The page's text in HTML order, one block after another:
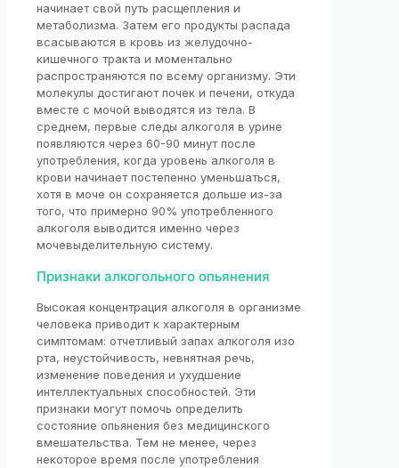
начинает свой путь расщепления и
метаболизма. Затем его продукты распада
всасываются в кровь из желудочно-
кишечного тракта и моментально
распространяются по всему организму. Эти
молекулы достигают почек и печени, откуда
вместе с мочой выводятся из тела. В
среднем, первые следы алкоголя в урине
появляются через 60-90 минут после
употребления, когда уровень алкоголя в
крови начинает постепенно уменьшаться,
хотя в моче он сохраняется дольше из-за
того, что примерно 90% употребленного
алкоголя выводится именно через
мочевыделительную систему.
Признаки алкогольного опьянения
Высокая концентрация алкоголя в организме
человека приводит к характерным
симптомам: отчетливый запах алкоголя изо
рта, неустойчивость, невнятная речь,
изменение поведения и ухудшение
интеллектуальных способностей. Эти
признаки могут помочь определить
состояние опьянения без медицинского
вмешательства. Тем не менее, через
некоторое время после употребления